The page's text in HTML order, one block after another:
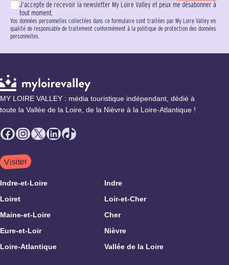
J’accepte de recevoir la newsletter My Loire Valley et peux me désabonner à
tout moment.
Vos données personnelles collectées dans ce formulaire sont traitées par My Loire Valley en
qualité de responsable de traitement conformément à la politique de protection des données
personnelles.
MY LOIRE VALLEY : média touristique indépendant, dédié à
toute la Vallée de la Loire, de la Nièvre à la Loire-Atlantique !
Facebook
Instagram
X LinkedIn
TikTok
Visiter
Indre-et-Loire
Indre
Loiret
Loir-et-Cher
Maine-et-Loire
Cher
Eure-et-Loir
Nièvre
Loire-Atlantique
Vallée de la Loire